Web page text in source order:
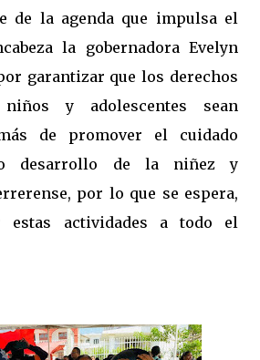
de la agenda que impulsa el
la gobernadora Evelyn
garantizar que los derechos
y adolescentes sean
de promover el cuidado
desarrollo de la niñez y
por lo que se espera,
estas actividades a todo el